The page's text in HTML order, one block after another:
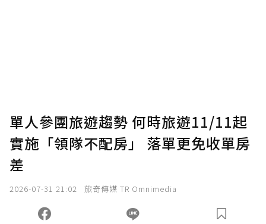
確認送出
您當前剩餘 U 利點數：0點；前往 購買點數
單人參團旅遊趨勢 何時旅遊11/11起
實施「領隊不配房」 落單更免收單房
差
2026-07-31 21:02 旅奇傳媒 TR Omnimedia